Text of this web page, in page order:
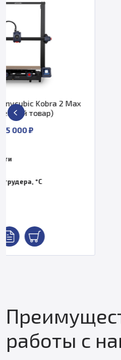
3D-
работы с